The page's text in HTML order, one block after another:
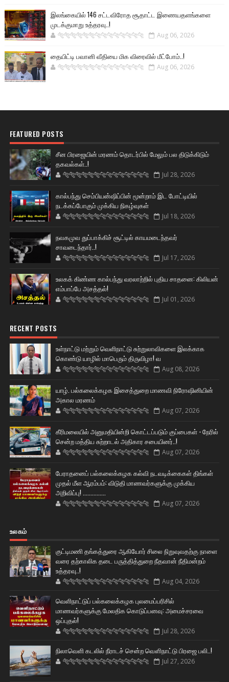
இலங்கையில் 146 சட்டவிரோத சூதாட்ட இணையதளங்களை
முடக்குமாறு உத்தரவு..!
🐅🐅🐅🐅🐅🐅🐆🐆🐆🐆🐆🐆🐆🐆 Aug 06, 2026
தையிட்டி பவானி வீதியை மிக விரைவில் மீட்போம்..!
🐅🐅🐅🐅🐅🐅🐆🐆🐆🐆🐆🐆🐆🐆 Aug 06, 2026
FEATURED POSTS
சீன பிரஜையின் மரணம் தொடர்பில் மேலும் பல திடுக்கிடும்
தகவல்கள்..!
🐅🐅🐅🐅🐅🐅🐆🐆🐆🐆🐆🐆🐆🐆 Jul 28, 2026
கால்பந்து செம்பியன்ஷிப்பின் மூன்றாம் இட போட்டியில்
நடக்கப்போகும் முக்கிய நிகழ்வுகள்
🐅🐅🐅🐅🐅🐅🐆🐆🐆🐆🐆🐆🐆🐆 Jul 18, 2026
நவகமுவ துப்பாக்கிச் சூட்டில் காயமடைந்தவர்
சாவடைந்தார்..!
🐅🐅🐅🐅🐅🐅🐆🐆🐆🐆🐆🐆🐆🐆 Jul 17, 2026
உலகக் கிண்ண கால்பந்து வரலாற்றில் புதிய சாதனை: கிலியன்
எம்பாப்பே அசத்தல்!
🐅🐅🐅🐅🐅🐅🐆🐆🐆🐆🐆🐆🐆🐆 Jul 01, 2026
RECENT POSTS
உள்நாட்டு மற்றும் வெளிநாட்டு சுற்றுலாவிகளை இலக்காக
கொண்டு யாழில் மாபெரும் திருவிழா! வ
🐅🐅🐅🐅🐅🐅🐆🐆🐆🐆🐆🐆🐆🐆 Aug 08, 2026
யாழ். பல்கலைக்கழக இசைத்துறை மாணவி நிரோஷினியின்
அகால மரணம்
🐅🐅🐅🐅🐅🐅🐆🐆🐆🐆🐆🐆🐆🐆 Aug 07, 2026
கீரிமலையில் அனுமதியின்றி கொட்டப்படும் குப்பைகள் - நேரில்
சென்ற மத்திய சுற்றாடல் அதிகார சபையினர்..!
🐅🐅🐅🐅🐅🐅🐆🐆🐆🐆🐆🐆🐆🐆 Aug 07, 2026
பேராதனைப் பல்கலைக்கழக கல்வி நடவடிக்கைகள் திங்கள்
முதல் மீள ஆரம்பம்: விடுதி மாணவர்களுக்கு முக்கிய
அறிவிப்பு! ...............
🐅🐅🐅🐅🐅🐅🐆🐆🐆🐆🐆🐆🐆🐆 Aug 07, 2026
உலகம்
குட்டிமணி தங்கத்துரை ஆகியோர் சிலை நிறுவுவதற்கு நாளை
வரை தற்காலிக தடை பருத்தித்துறை நீதவான் நீதிமன்றம்
உத்தரவு..!
🐅🐅🐅🐅🐅🐅🐆🐆🐆🐆🐆🐆🐆🐆 Aug 04, 2026
வெளிநாட்டுப் பல்கலைக்கழக புலமைப்பரிசில்
மாணவர்களுக்கு மேலதிக கொடுப்பனவு: அமைச்சரவை
ஒப்புதல்!
🐅🐅🐅🐅🐅🐅🐆🐆🐆🐆🐆🐆🐆🐆 Jul 28, 2026
நிலாவெளி கடலில் நீராடச் சென்ற வௌிநாட்டு பிரஜை பலி..!
🐅🐅🐅🐅🐅🐅🐆🐆🐆🐆🐆🐆🐆🐆 Jul 27, 2026